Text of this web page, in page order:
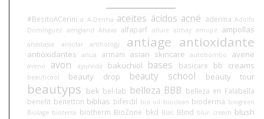
#BesitoACerini a A-Derma aceites ácidos acné aderma Adolfo
Domínguez aengland Ahava alfaparf allure almay amope ampollas
anastasia ansolar anthology antiage antioxidante
antioxidantes anua armani asian skincare autobombo avene
aveno avon ayurvida bakuchiol bases basicare bb creams
beauticool beauty drop beauty school beauty tour
beautyps bek bel-lab belleza BBB belleza en Falabella
benefit benetton biblias biferdil bio oil bioclean bioderma biogreen
Biolage bioterra biotherm BioZone bkd Blas Blind blur cream blush